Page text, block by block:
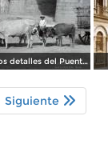
Tipicos detalles del Puente.
Siguiente